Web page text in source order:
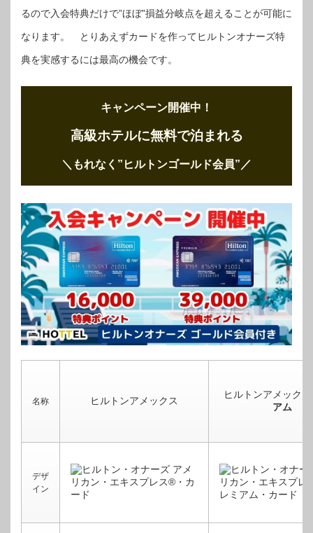
るので入会特典だけで”ほぼ”損益分岐点を超えることが可能に
なります。 とりあえずカードを作ってヒルトンオナーズ特
典を実感するには最高の機会です。
キャンペーン開催中！
高級ホテルに無料で泊まれる
＼もれなく”ヒルトンゴールド会員” ／
名称 ヒルトンアメックス
ヒルトンアメックス
アム
デザ
イン